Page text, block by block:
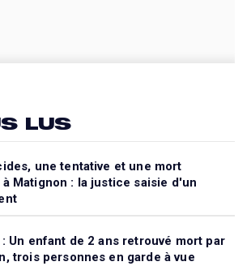
LUS
une tentative et une mort
Matignon : la justice saisie d'un
Un enfant de 2 ans retrouvé mort par
trois personnes en garde à vue